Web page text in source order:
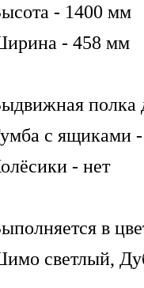
- 1400 мм
- 458 мм
полка
с ящиками -
- нет
в
светлый,